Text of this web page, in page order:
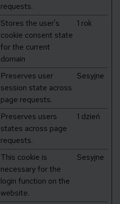
requests.
Stores the user's
cookie consent state
for the current
domain
1 rok
Preserves user
session state across
page requests.
Sesyjne
Preserves users
states across page
requests.
1 dzień
This cookie is
necessary for the
login function on the
website.
Sesyjne